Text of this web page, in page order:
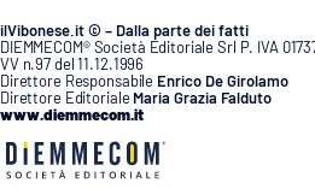
ilVibonese.it © – Dalla parte dei fatti
DIEMMECOM® Società Editoriale Srl P. IVA
VV n.97 del 11.12.1996
Direttore Responsabile Enrico De Girolamo
Direttore Editoriale Maria Grazia Falduto
www.diemmecom.it